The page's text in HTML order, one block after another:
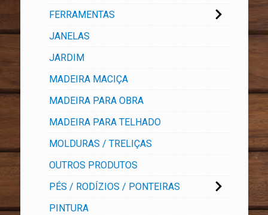
FERRAMENTAS
JANELAS
JARDIM
MADEIRA MACIÇA
MADEIRA PARA OBRA
MADEIRA PARA TELHADO
MOLDURAS / TRELIÇAS
OUTROS PRODUTOS
PÉS / RODÍZIOS / PONTEIRAS
PINTURA